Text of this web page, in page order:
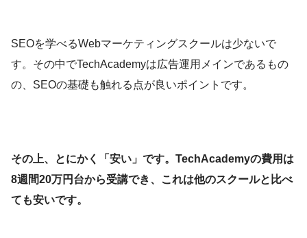
SEOを学べるWebマーケティングスクールは少ないで
す。その中でTechAcademyは広告運用メインであるもの
の、SEOの基礎も触れる点が良いポイントです。
その上、とにかく「安い」です。TechAcademyの費用は
8週間20万円台から受講でき、これは他のスクールと比べ
ても安いです。